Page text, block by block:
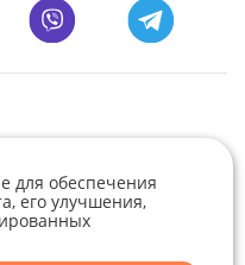
для обеспечения
его улучшения,